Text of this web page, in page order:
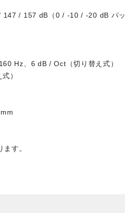
147 / 157 dB（0 / -10 / -20 dB パッ
Hz、6 dB / Oct（切り替え式）
）
す。